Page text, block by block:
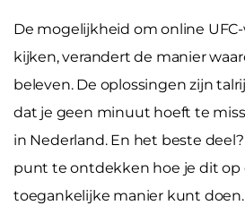
De mogelijkheid om online
kijken, verandert de manier
beleven. De oplossingen zijn
dat je geen minuut hoeft te
in Nederland. En het beste
punt te ontdekken hoe je dit op
toegankelijke manier kunt doen.